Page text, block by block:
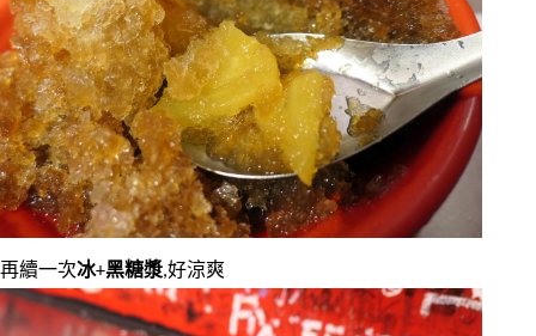
再續一次冰+黑糖漿,好涼爽